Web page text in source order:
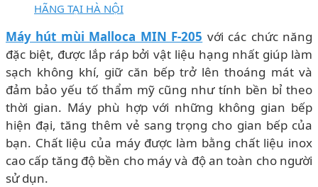
HÃNG TẠI HÀ NỘI
Máy hút mùi Malloca MIN F-205 với các chức năng
đặc biệt, được lắp ráp bởi vật liệu hạng nhất giúp làm
sạch không khí, giữ căn bếp trở lên thoáng mát và
đảm bảo yếu tố thẩm mỹ cũng như tính bền bỉ theo
thời gian. Máy phù hợp với những không gian bếp
hiện đại, tăng thêm vẻ sang trọng cho gian bếp của
bạn. Chất liệu của máy được làm bằng chất liệu inox
cao cấp tăng độ bền cho máy và độ an toàn cho người
sử dụn.